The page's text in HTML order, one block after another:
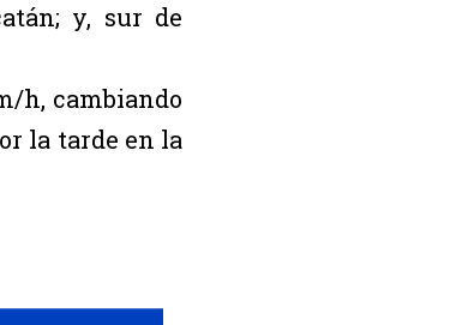
y, sur de
h, cambiando
la tarde en la